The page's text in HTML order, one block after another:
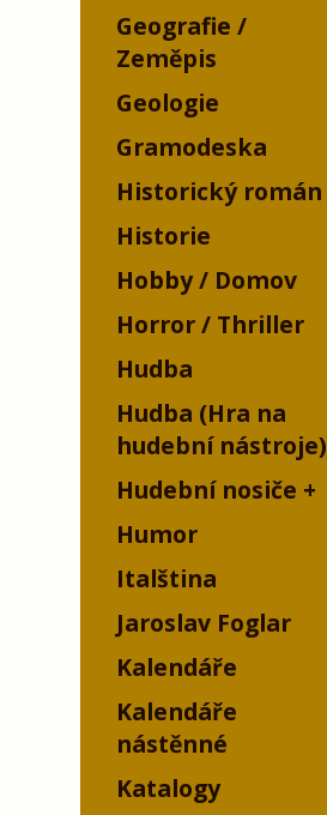
Geografie /
Zeměpis
Geologie
Gramodeska
Historický román
Historie
Hobby / Domov
Horror / Thriller
Hudba
Hudba (Hra na
hudební nástroje)
Hudební nosiče
Humor
Italština
Jaroslav Foglar
Kalendáře
Kalendáře
nástěnné
Katalogy